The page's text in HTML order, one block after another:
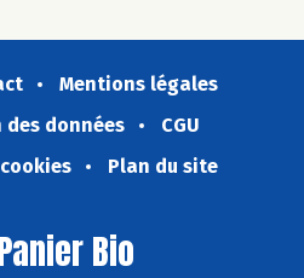
Mentions légales
données
CGU
Plan du site
Bio